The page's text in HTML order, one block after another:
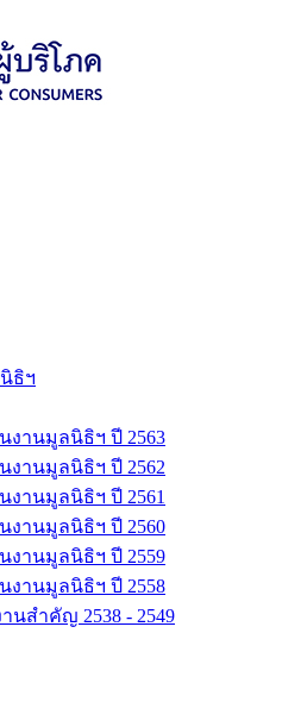
ธิฯ
งานมูลนิธิฯ ปี 2563
งานมูลนิธิฯ ปี 2562
งานมูลนิธิฯ ปี 2561
งานมูลนิธิฯ ปี 2560
งานมูลนิธิฯ ปี 2559
งานมูลนิธิฯ ปี 2558
นสำคัญ 2538 - 2549